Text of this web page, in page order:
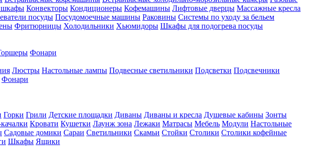
шкафы Конвекторы Кондиционеры Кофемашины Лифтовые дверцы Массажные кресла
посуды Посудомоечные машины Раковины Системы по уходу за бельем
Фритюрницы Холодильники Хьюмидоры Шкафы для подогрева посуды
Фонари
Люстры Настольные лампы Подвесные светильники Подсветки Подсвечники
Фонари
Горки Грили Детские площадки Диваны Диваны и кресла Душевые кабины Зонты
Кровати Кушетки Лаунж зона Лежаки Матрасы Мебель Модули Настольные
Садовые домики Сараи Светильники Скамьи Стойки Столики Столики кофейные
Шкафы Ящики